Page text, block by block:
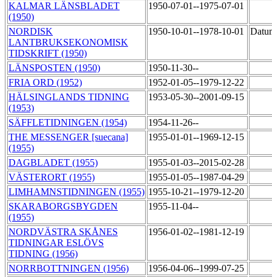
KALMAR LÄNSBLADET
(1950)
1950-07-01--1975-07-01
NORDISK
LANTBRUKSEKONOMISK
TIDSKRIFT (1950)
1950-10-01--1978-10-01
LÄNSPOSTEN (1950)
1950-11-30--
FRIA ORD (1952)
1952-01-05--1979-12-22
HÄLSINGLANDS TIDNING
(1953)
1953-05-30--2001-09-15
SÄFFLETIDNINGEN (1954)
1954-11-26--
THE MESSENGER [suecana]
(1955)
1955-01-01--1969-12-15
DAGBLADET (1955)
1955-01-03--2015-02-28
VÄSTERORT (1955)
1955-01-05--1987-04-29
LIMHAMNSTIDNINGEN (1955) 1955-10-21--1979-12-20
SKARABORGSBYGDEN
(1955)
1955-11-04--
NORDVÄSTRA SKÅNES
TIDNINGAR ESLÖVS
TIDNING (1956)
1956-01-02--1981-12-19
NORRBOTTNINGEN (1956)
1956-04-06--1999-07-25